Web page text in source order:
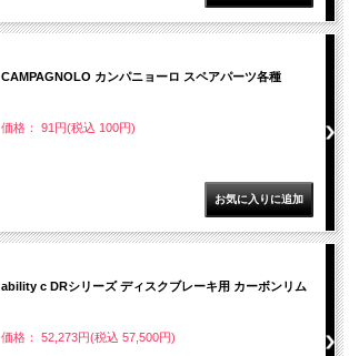
CAMPAGNOLO カンパニョーロ スペアパーツ各種
価格： 91円(税込 100円)
ability c DRシリーズ ディスクブレーキ用 カーボンリム
価格： 52,273円(税込 57,500円)